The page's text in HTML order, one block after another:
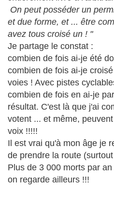
On peut posséder un
et due forme, et ... être
avez tous croisé un ! "
Je partage le constat :
combien de fois ai-je été
combien de fois ai-je
voies ! Avec pistes
combien de fois en ai-je
résultat. C'est là que j'ai
votent ... et même,
voix !!!!!
Il est vrai qu'à mon âge je
de prendre la route
Plus de 3 000 morts par
on regarde ailleurs !!!